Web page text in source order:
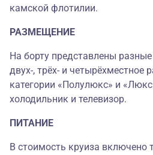
камской флотилии.
РАЗМЕЩЕНИЕ
На борту представлены
двух-, трёх- и четырёхместное
категории «Полулюкс» и
холодильник и телевизор.
ПИТАНИЕ
В стоимость круиза включено